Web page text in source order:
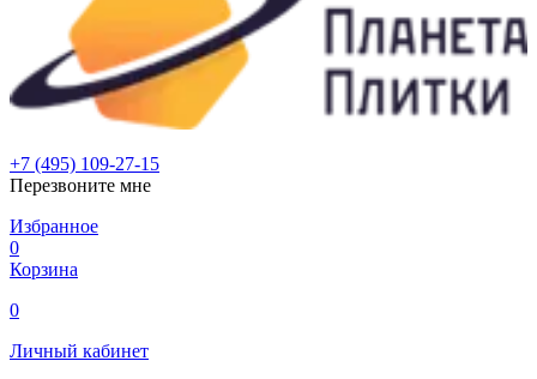
+7 (495) 109-27-15
Перезвоните мне
Избранное
0
Корзина
0
Личный кабинет